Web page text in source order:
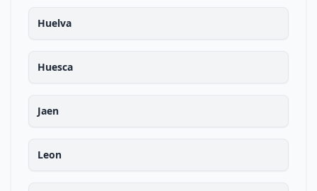
Huelva
Huesca
Jaen
Leon